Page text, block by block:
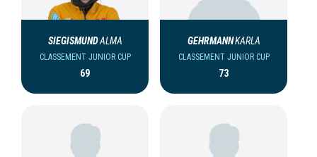
SIEGISMUNDALMA
CLASSEMENT JUNIOR CUP
69
GEHRMANNKARLA
CLASSEMENT JUNIOR CUP
73